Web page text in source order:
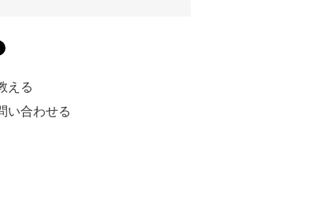
える
い合わせる